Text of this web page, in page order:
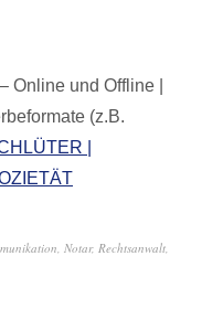
Online und Offline |
(z.B.
|
, Notar, Rechtsanwalt,